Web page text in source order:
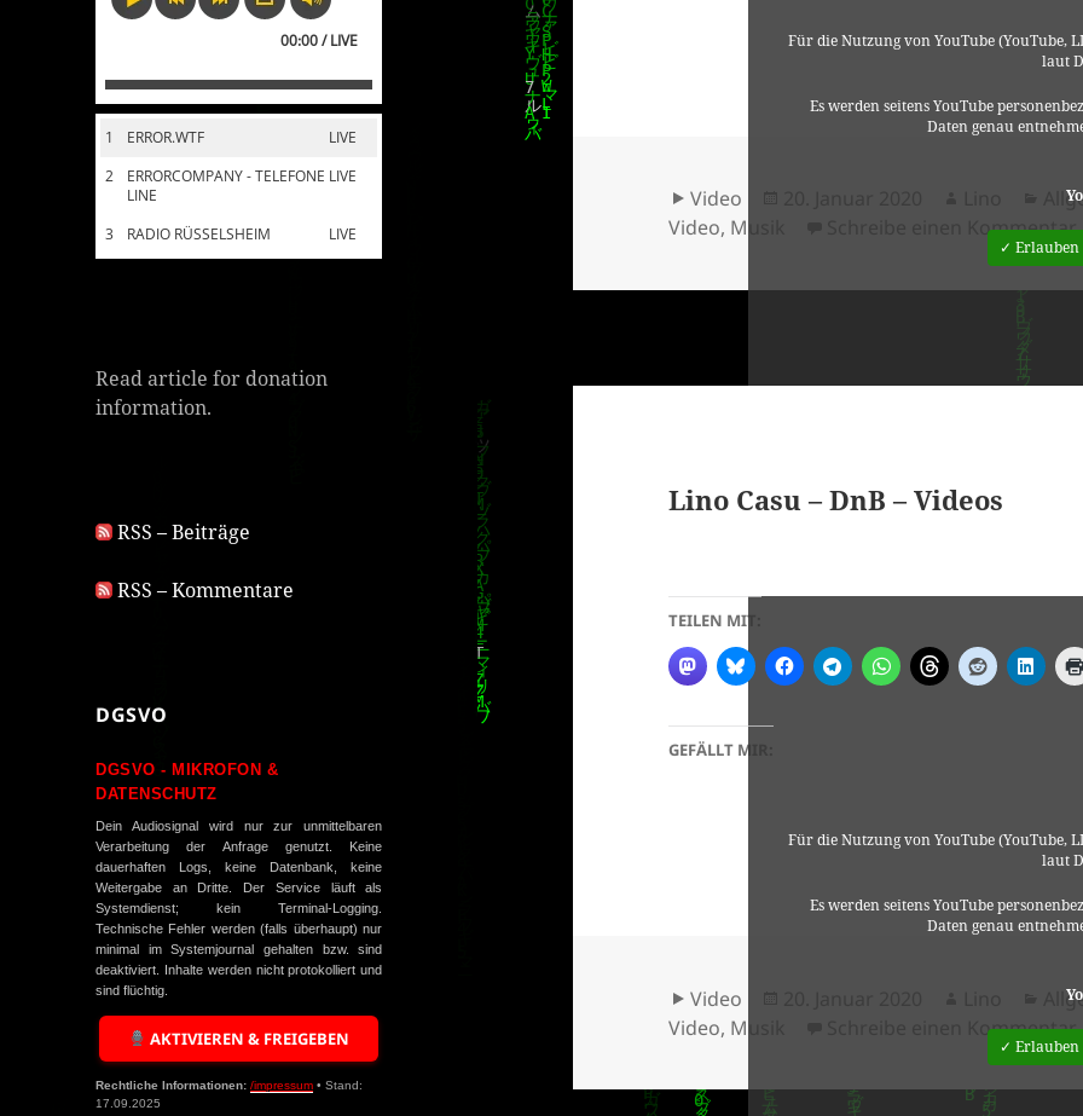
00:00 / LIVE
1 LIVE
ERROR.WTF
2
LIVE
ERRORCOMPANY - TELEFONE
LINE
3
LIVE
RADIO RÜSSELSHEIM
Read article for donation
information.
RSS – Beiträge
RSS – Kommentare
DGSVO
DGSVO - MIKROFON &
DATENSCHUTZ
Dein Audiosignal wird nur zur unmittelbaren
Verarbeitung der Anfrage genutzt. Keine
dauerhaften Logs, keine Datenbank, keine
Weitergabe an Dritte. Der Service läuft als
Systemdienst; kein Terminal-Logging.
Technische Fehler werden (falls überhaupt) nur
minimal im Systemjournal gehalten bzw. sind
deaktiviert. Inhalte werden nicht protokolliert und
sind flüchtig.
AKTIVIEREN & FREIGEBEN
Rechtliche Informationen: /impressum • Stand:
17.09.2025
Für die Nutzung von YouTube (YouTube,
laut
Es werden seitens YouTube
Daten genau
✓ Erlauben
Format
Video
Video, Musik Schreibe einen Kommentar
Lino Casu – DnB – Videos
Für die Nutzung von YouTube (YouTube,
laut
Es werden seitens YouTube
Daten genau
✓ Erlauben
TEILEN MIT:
GEFÄLLT MIR:
Format
Video
Video, Musik Schreibe einen Kommentar